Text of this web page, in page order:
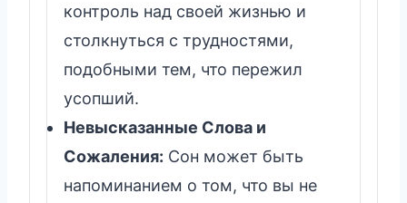
контроль над своей жизнью и
столкнуться с трудностями,
подобными тем, что пережил
усопший.
Невысказанные Слова и
Сожаления: Сон может быть
напоминанием о том, что вы не